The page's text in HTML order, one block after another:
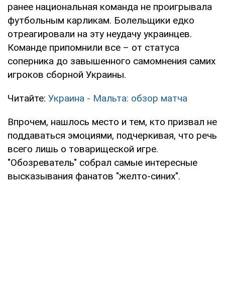
ранее национальная команда не проигрывала
футбольным карликам. Болельщики едко
отреагировали на эту неудачу украинцев.
Команде припомнили все – от статуса
соперника до завышенного самомнения самих
игроков сборной Украины.
Читайте: Украина - Мальта: обзор матча
Впрочем, нашлось место и тем, кто призвал не
поддаваться эмоциями, подчеркивая, что речь
всего лишь о товарищеской игре.
"Обозреватель" собрал самые интересные
высказывания фанатов "желто-синих".